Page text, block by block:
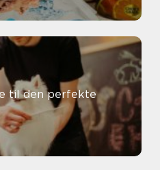
til den perfekte